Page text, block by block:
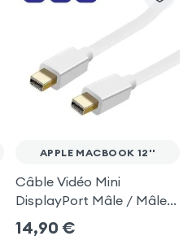
APPLE MACBOOK 12''
Câble Vidéo Mini
DisplayPort Mâle / Mâle
1,8m - Blanc
14,90 €